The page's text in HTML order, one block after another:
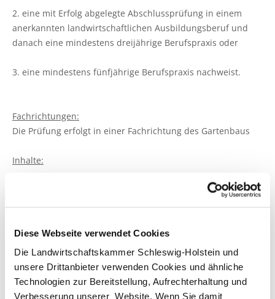
Diese Webseite verwendet Cookies
Die Landwirtschaftskammer Schleswig-Holstein und
unsere Drittanbieter verwenden Cookies und ähnliche
Technologien zur Bereitstellung, Aufrechterhaltung und
Verbesserung unserer Website. Wenn Sie damit
Gemeinsam gegen psychische Belastungen in der
Landwirtschaft
Sozioökonomische Beratung
Vorsorge- und Versicherungsberatung
Mediation und Konfliktberatung
Beratung zur Bilanzierung gemäß
Düngeverordnung
Beratung EG-Wasserrahmenrichtlinie (WRRL)
Grünlandberatung
Landwirtschaftliches Bauen und Energietechnik
Waldbestattung
Stauden
Garten- und Landschaftsbau
Öffentliches Grün
Friedhofsgärtnerei
Gemüsebau
Thea und Bruno Tietgen Stiftung
Praktikum
Ausbilder und Ausbildungsbetrieb
Lernen durch Erleben
Partner
Garten- und Balkontipps
2. eine mit Erfolg abgelegte Abschlussprüfung in einem
anerkannten landwirtschaftlichen Ausbildungsberuf und
danach eine mindestens dreijährige Berufspraxis oder
3. eine mindestens fünfjährige Berufspraxis nachweist.
Fachrichtungen:
Die Prüfung erfolgt in einer Fachrichtung des Gartenbaus
Inhalte:
Aufgabe (Hausarbeit)
2. Betriebs- und Unternehmensführung mit Betriebsanalyse
3. Berufsausbildung und Mitarbeiterführung mit